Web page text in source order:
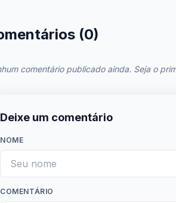
(0)
comentário publicado ainda. Seja o
Deixe um comentário
NOME
COMENTÁRIO